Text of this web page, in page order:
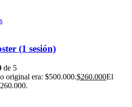
(1 sesión)
de 5
original era: $500.000.$260.000El